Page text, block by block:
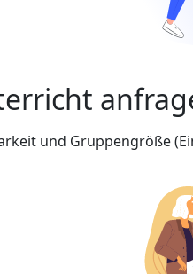
und Gruppengröße